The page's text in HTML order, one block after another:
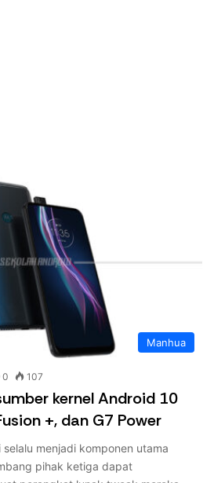
Manhua
0 107
kernel Android 10
+, dan G7 Power
menjadi komponen utama
pihak ketiga dapat